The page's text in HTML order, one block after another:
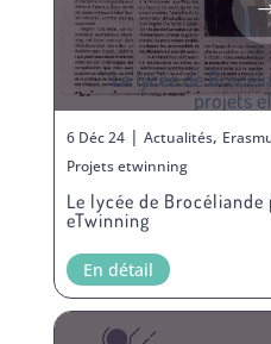
Le lycée de
projets
6 Déc 24| Actualités,
Projets etwinning
Le lycée de
eTwinning
En détail